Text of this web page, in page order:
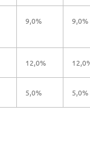
9,0% 9,0%
12,0%
5,0% 5,0%